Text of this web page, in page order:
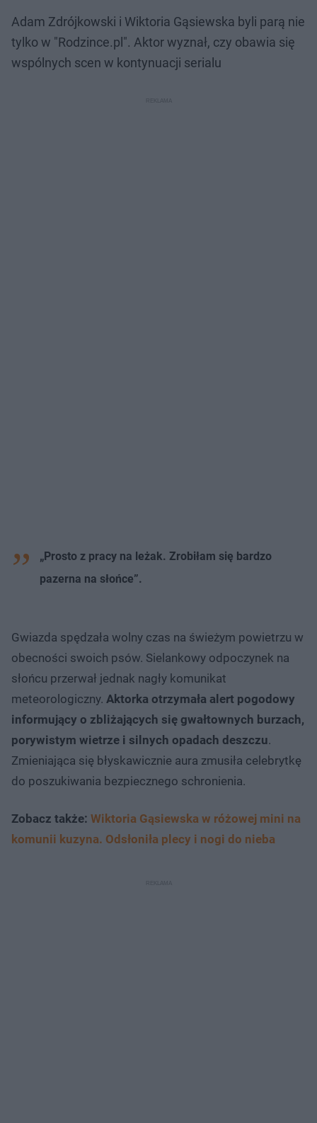
Adam Zdrójkowski i Wiktoria Gąsiewska byli parą nie
tylko w "Rodzince.pl". Aktor wyznał, czy obawia się
wspólnych scen w kontynuacji serialu
„Prosto z pracy na leżak. Zrobiłam się bardzo
pazerna na słońce”.
Gwiazda spędzała wolny czas na świeżym powietrzu w
obecności swoich psów. Sielankowy odpoczynek na
słońcu przerwał jednak nagły komunikat
meteorologiczny. Aktorka otrzymała alert pogodowy
informujący o zbliżających się gwałtownych burzach,
porywistym wietrze i silnych opadach deszczu.
Zmieniająca się błyskawicznie aura zmusiła celebrytkę
do poszukiwania bezpiecznego schronienia.
Zobacz także: Wiktoria Gąsiewska w różowej mini na
komunii kuzyna. Odsłoniła plecy i nogi do nieba